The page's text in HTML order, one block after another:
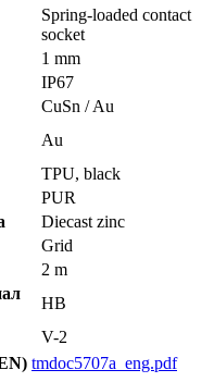
Spring-loaded contact
socket
1 mm
IP67
CuSn / Au
Au
TPU, black
PUR
Diecast zinc
Grid
2 m
HB
V-2
tmdoc5707a_eng.pdf